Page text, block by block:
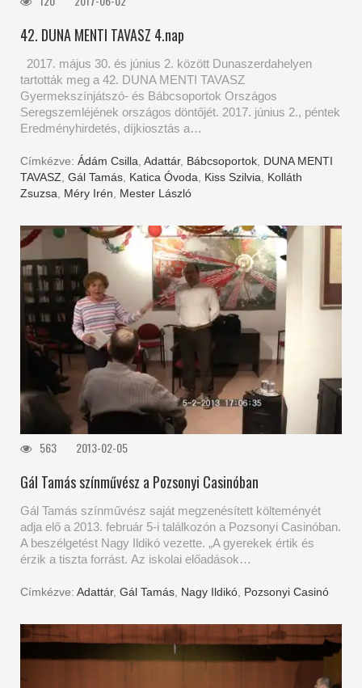
42. DUNA MENTI TAVASZ 4.nap
2017. május 30. és június 2. között Dunaszerdahelyen
tartották meg a 42. DUNA MENTI TAVASZ
Gyermekszínjátszó- és Bábcsoportok Országos
Seregszemléjének országos döntőjét. 2017. június 2., péntek
Eredményhirdetés, díjkiosztás a…
Címkézve: Ádám Csilla Adattár, Bábcsoportok DUNA MENTI
TAVASZ Gál Tamás Katica Óvoda Kiss Szilvia
Kolláth
Zsuzsa
Méry Irén Mester László
563 2013-02-05
Gál Tamás színművész a Pozsonyi Casinóban
Gál Tamás színművész saját megzenésített költeményét
adja elő a 2013. február 5-i találkozón a Pozsonyi Casinóban.
A beszélgetést Nagy Ildikó vezette. „A gyerekek értik és
érzik a tiszta forrást. Az iskolai előadások…
Címkézve: Adattár, Gál Tamás Nagy Ildikó Pozsonyi Casinó